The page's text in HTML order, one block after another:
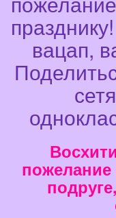
вацап,
пожелание